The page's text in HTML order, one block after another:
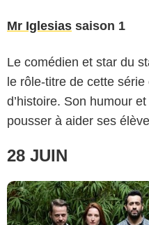
Mr Iglesias saison 1
Le comédien et star du
le rôle-titre de cette
d’histoire. Son humour
pousser à aider ses
28 JUIN